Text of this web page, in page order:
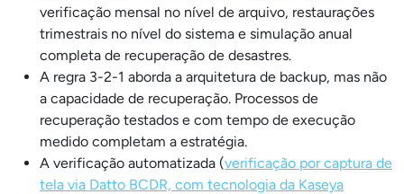
verificação mensal no nível de arquivo, restaurações
trimestrais no nível do sistema e simulação anual
completa de recuperação de desastres.
A regra 3-2-1 aborda a arquitetura de backup, mas não
a capacidade de recuperação. Processos de
recuperação testados e com tempo de execução
medido completam a estratégia.
A verificação automatizada (verificação por captura de
tela via Datto BCDR, com tecnologia da Kaseya